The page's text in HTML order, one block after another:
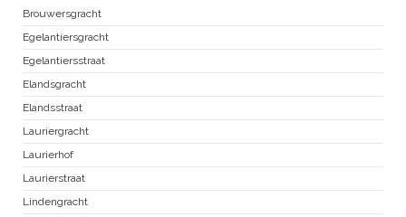
Brouwersgracht
Egelantiersgracht
Egelantiersstraat
Elandsgracht
Elandsstraat
Lauriergracht
Laurierhof
Laurierstraat
Lindengracht